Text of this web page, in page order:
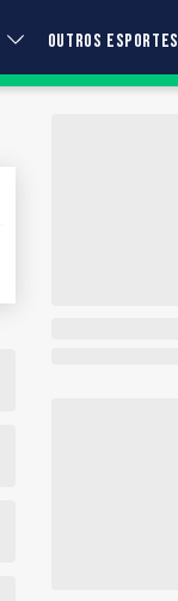
OUTROS ESPORTES